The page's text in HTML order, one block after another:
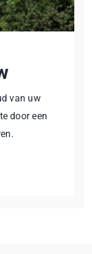
van uw
door een